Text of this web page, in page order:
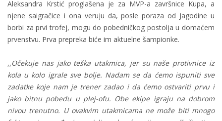
Aleksandra Krstić proglašena je za MVP-a završnice Kupa, a
njene saigračice i ona veruju da, posle poraza od Jagodine u
borbi za prvi trofej, mogu do pobedničkog postolja u domaćem
prvenstvu. Prva prepreka biće im aktuelne šampionke.
,,Očekuje nas jako teška utakmica, jer su naše protivnice iz
kola u kolo igrale sve bolje. Nadam se da ćemo ispuniti sve
zadatke koje nam je trener zadao i da ćemo ostvariti prvu i
jako bitnu pobedu u plej-ofu. Obe ekipe igraju na dobrom
nivou trenutno. U ovakvim utakmicama ne može biti mnogo